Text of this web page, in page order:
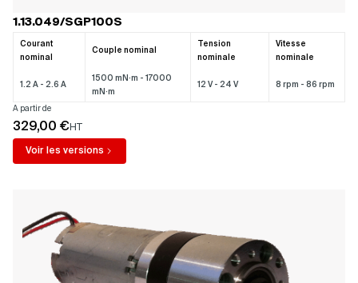
1.13.049/SGP100S
Courant
nominal
Couple nominal
Tension
nominale
Vitesse
nominale
1.2 A - 2.6 A
1500 mN·m - 17000
mN·m
12 V - 24 V 8 rpm - 86 rpm
A partir de
329,00 €HT
Voir les versions